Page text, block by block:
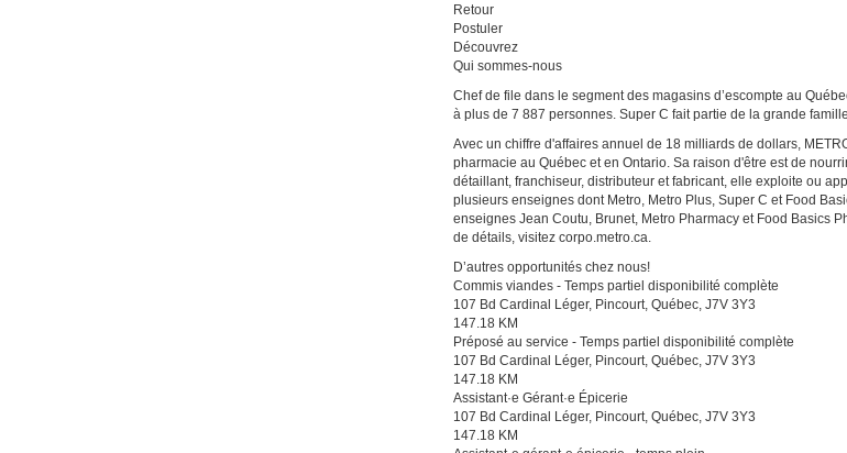
Retour
Postuler
Découvrez
Qui sommes-nous
Chef de file dans le segment des magasins d’escompte au
à plus de 7 887 personnes. Super C fait partie de la grande
Avec un chiffre d'affaires annuel de 18 milliards de dollars,
pharmacie au Québec et en Ontario. Sa raison d'être est de
détaillant, franchiseur, distributeur et fabricant, elle exploite ou
plusieurs enseignes dont Metro, Metro Plus, Super C et Food
enseignes Jean Coutu, Brunet, Metro Pharmacy et Food Basics
de détails, visitez corpo.metro.ca.
D’autres opportunités chez nous!
Commis viandes - Temps partiel disponibilité complète
107 Bd Cardinal Léger, Pincourt, Québec, J7V 3Y3
147.18 KM
Préposé au service - Temps partiel disponibilité complète
107 Bd Cardinal Léger, Pincourt, Québec, J7V 3Y3
147.18 KM
Assistant·e Gérant·e Épicerie
107 Bd Cardinal Léger, Pincourt, Québec, J7V 3Y3
147.18 KM